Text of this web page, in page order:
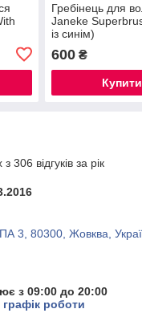
Гребінець для
Janeke
із синім)
600₴
Купити
306 відгуків за рік
3, 80300, Жовква,
з 09:00 до 20:00
роботи